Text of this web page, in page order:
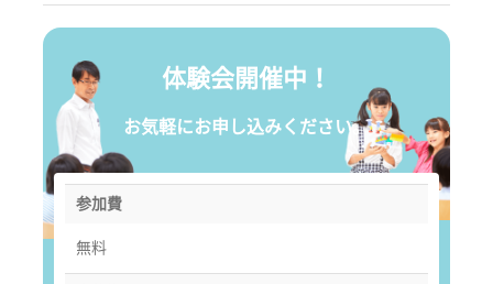
体験会開催中！
お気軽にお申し込みください。
参加費
無料